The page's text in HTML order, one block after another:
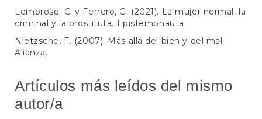
Lombroso. C. y Ferrero, G. (2021). La mujer normal, la
criminal y la prostituta. Epistemonauta.
Nietzsche, F. (2007). Más allá del bien y del mal.
Alianza.
Artículos más leídos del mismo
autor/a